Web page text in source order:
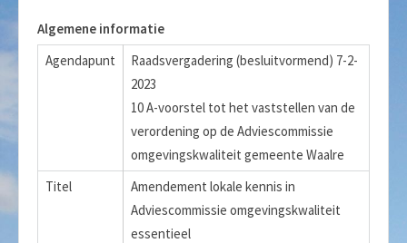
Algemene informatie
Agendapunt
Raadsvergadering (besluitvormend) 7-2-
2023
10 A-voorstel tot het vaststellen van de
verordening op de Adviescommissie
omgevingskwaliteit gemeente Waalre
Titel
Amendement lokale kennis in
Adviescommissie omgevingskwaliteit
essentieel